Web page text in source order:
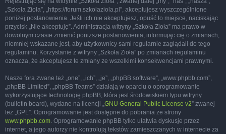
„Szkoła Zioła”, „https://forum.szkolaziola.pl”, akceptujesz wyszczególnione
poniżej postanowienia. Jeśli ich nie akceptujesz, opuść to miejsce, naciskając
przycisk „Nie akceptuję”. Administracja witryny „Szkoła Zioła” ma prawo w
dowolnym czasie zmienić poniższe postanowienia, informując cię o zmianach,
niemniej wskazane jest, aby użytkownicy sami regularnie zaglądali do tego
regulaminu. Korzystanie z witryny „Szkoła Zioła” po zmianach regulaminu
oznacza, że akceptujesz te zmiany ze wszelkimi konsekwencjami prawnymi.
Nasze fora zwane też „one”, „ich”, „je”, „phpBB software”, „www.phpbb.com”,
„phpBB Limited”, „phpBB Teams” działają w oparciu o oprogramowanie
wykorzystujące technologię phpBB, która jest środowiskiem typu witryny
(bulletin board), wydane na licencji „GNU General Public License v2” zwanej
też „GPL”. Oprogramowanie jest dostępne do pobrania ze strony
www.phpbb.com. Oprogramowanie phpBB tylko ułatwia dyskusje przez
internet, a jego autorzy nie kontrolują tekstów zamieszczanych w internecie za